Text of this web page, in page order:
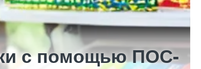
с помощью ПОС-